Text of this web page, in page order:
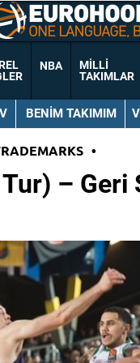
NBA
MILLI
TAKIMLAR
BENIM TAKIMIM
•
– Geri